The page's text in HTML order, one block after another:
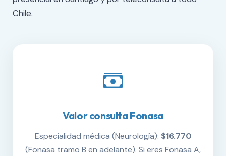
Chile.
Valor consulta Fonasa
Especialidad médica (Neurología): $16.770
(Fonasa tramo B en adelante). Si eres Fonasa A,